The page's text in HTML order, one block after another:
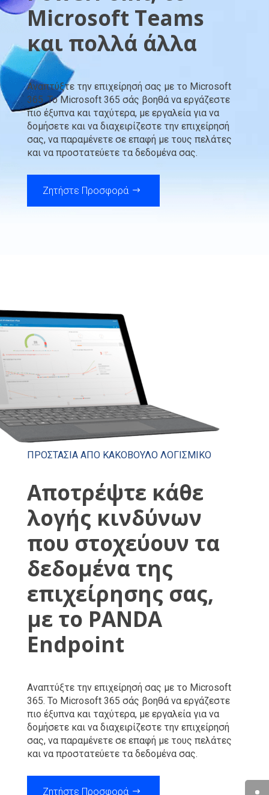
Microsoft Teams
και πολλά άλλα
Αναπτύξτε την επιχείρησή σας με το Microsoft
365. Το Microsoft 365 σάς βοηθά να εργάζεστε
πιο έξυπνα και ταχύτερα, με εργαλεία για να
δομήσετε και να διαχειρίζεστε την επιχείρησή
σας, να παραμένετε σε επαφή με τους πελάτες
και να προστατεύετε τα δεδομένα σας.
Ζητήστε Προσφορά
ΠΡΟΣΤΑΣΙΑ ΑΠΟ ΚΑΚΟΒΟΥΛΟ ΛΟΓΙΣΜΙΚΟ
Αποτρέψτε κάθε
λογής κινδύνων
που στοχεύουν τα
δεδομένα της
επιχείρησης σας,
με το PANDA
Endpoint
Αναπτύξτε την επιχείρησή σας με το Microsoft
365. Το Microsoft 365 σάς βοηθά να εργάζεστε
πιο έξυπνα και ταχύτερα, με εργαλεία για να
δομήσετε και να διαχειρίζεστε την επιχείρησή
σας, να παραμένετε σε επαφή με τους πελάτες
και να προστατεύετε τα δεδομένα σας.
Ζητήστε Προσφορά